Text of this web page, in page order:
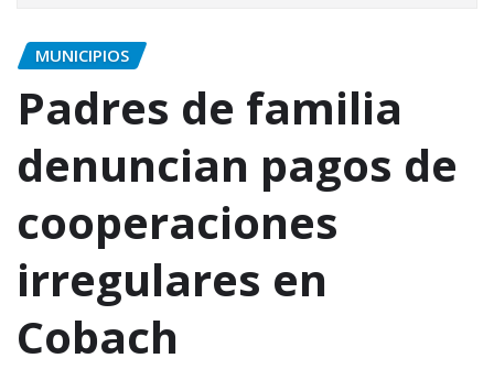
MUNICIPIOS
Padres de familia
denuncian pagos de
cooperaciones
irregulares en
Cobach